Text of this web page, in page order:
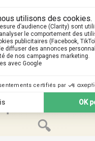
aux
par nos futurs
🔍